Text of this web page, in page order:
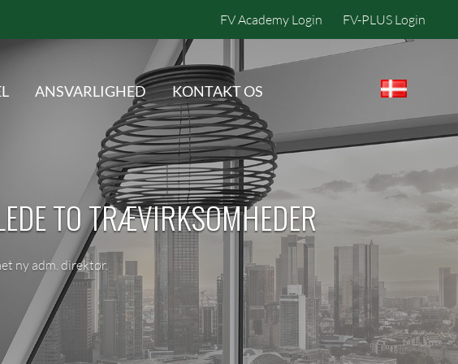
FV Academy Login FV-PLUS Login
ANSVARLIGHED KONTAKT OS
TO TRÆVIRKSOMHEDER
ny adm. direktør.